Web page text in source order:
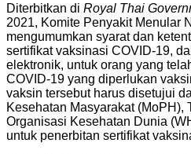
Diterbitkan di Royal Thai
2021, Komite Penyakit Menular
mengumumkan syarat dan
sertifikat vaksinasi COVID-19,
elektronik, untuk orang yang
COVID-19 yang diperlukan
vaksin tersebut harus disetujui
Kesehatan Masyarakat
Organisasi Kesehatan Dunia
untuk penerbitan sertifikat